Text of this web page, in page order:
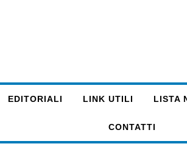
EDITORIALI LINK UTILI LISTA
CONTATTI